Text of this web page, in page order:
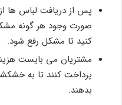
پس از دریافت لباس ها
صورت وجود هر گونه
کنید تا مشکل رفع شود.
مشتریان می بایست
پرداخت کنند تا به
بدهند.